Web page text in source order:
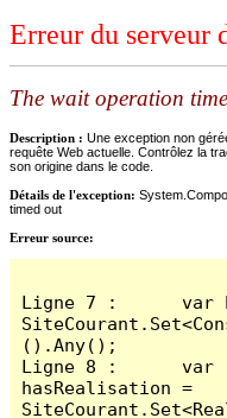
Erreur du serveur
The wait operation
Description : Une exception non
requête Web actuelle. Contrôlez la
son origine dans le code.
Détails de l'exception:
timed out
Erreur source:
Ligne 7 :      var
().Any();
Ligne 8 :      var
hasRealisation =